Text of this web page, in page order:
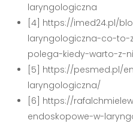
laryngologiczna
[4] https://imed24.pl/
laryngologiczna-co-
polega-kiedy-warto-z-
[5] https://pesmed.pl/
laryngologiczna/
[6] https://
endoskopowe-w-